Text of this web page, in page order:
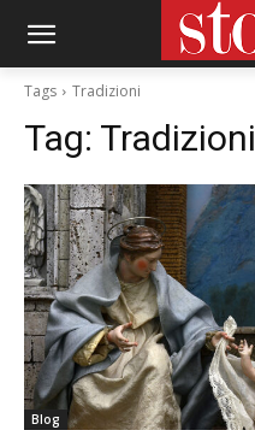
Tags Tradizioni
Tag: Tradizioni
Blog